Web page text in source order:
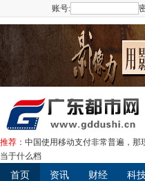
账号:
推荐： 中国使用移动支付非常普遍，那
当于什么档
首页 资讯 财经 科